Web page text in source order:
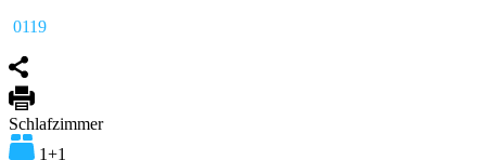
0119
Schlafzimmer
1+1